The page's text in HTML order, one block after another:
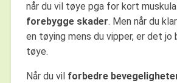
når du vil tøye pga for kort
forebygge skader. Men når du
en tøying mens du vipper, er det jo
tøye.
Når du vil forbedre